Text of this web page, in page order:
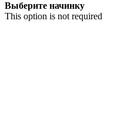
Выберите начинку
This option is not required